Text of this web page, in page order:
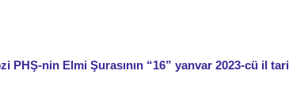
PHŞ-nin Elmi Şurasının “16” yanvar 2023-cü il